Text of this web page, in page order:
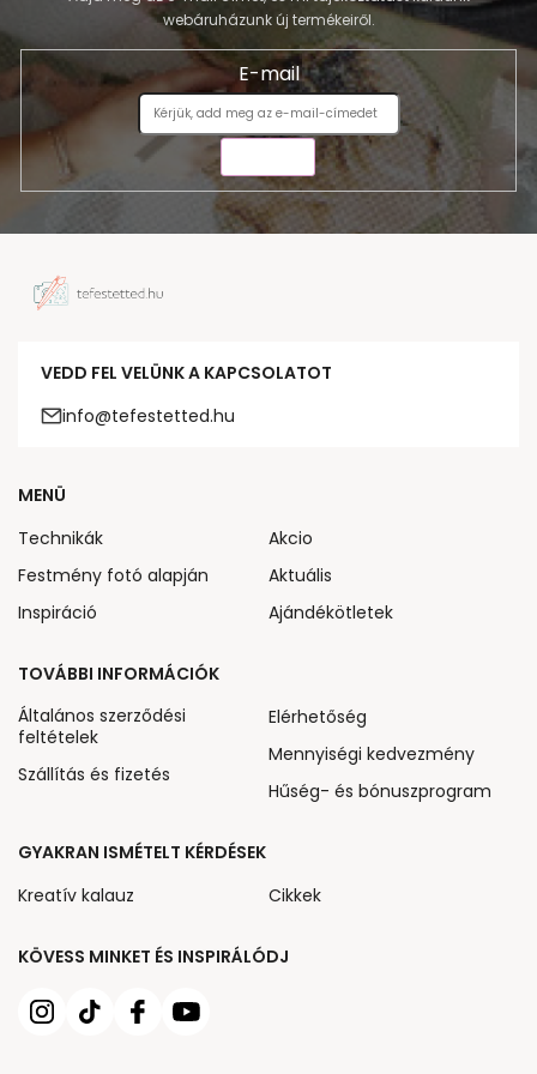
webáruházunk új termékeiről.
E-mail
VEDD FEL VELÜNK A KAPCSOLATOT
info@tefestetted.hu
KÖVESS MINKET ÉS INSPIRÁLÓDJ
MENÜ
Technikák
Festmény fotó alapján
Inspiráció
Akcio
Aktuális
Ajándékötletek
TOVÁBBI INFORMÁCIÓK
Általános szerződési
feltételek
Szállítás és fizetés
Elérhetőség
Mennyiségi kedvezmény
Hűség- és bónuszprogram
GYAKRAN ISMÉTELT KÉRDÉSEK
Kreatív kalauz
Cikkek